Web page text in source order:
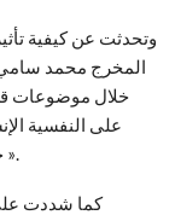
وتحدثت عن كيفية
المخرج محمد
خلال موضوعات
على النفسية
خيانة، زوج وزوجة… حاجات الناس بتحس بيها فعلاً ».
كما شددت